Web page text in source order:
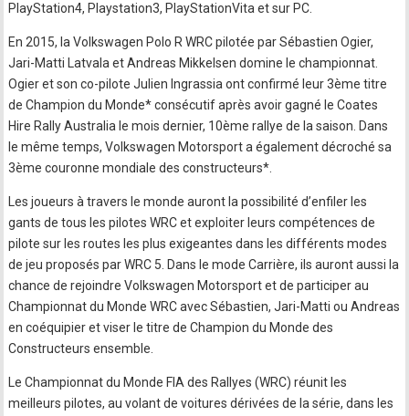
PlayStation4, Playstation3, PlayStationVita et sur PC.
En 2015, la Volkswagen Polo R WRC pilotée par Sébastien Ogier,
Jari-Matti Latvala et Andreas Mikkelsen domine le championnat.
Ogier et son co-pilote Julien Ingrassia ont confirmé leur 3ème titre
de Champion du Monde* consécutif après avoir gagné le Coates
Hire Rally Australia le mois dernier, 10ème rallye de la saison. Dans
le même temps, Volkswagen Motorsport a également décroché sa
3ème couronne mondiale des constructeurs*.
Les joueurs à travers le monde auront la possibilité d’enfiler les
gants de tous les pilotes WRC et exploiter leurs compétences de
pilote sur les routes les plus exigeantes dans les différents modes
de jeu proposés par WRC 5. Dans le mode Carrière, ils auront aussi la
chance de rejoindre Volkswagen Motorsport et de participer au
Championnat du Monde WRC avec Sébastien, Jari-Matti ou Andreas
en coéquipier et viser le titre de Champion du Monde des
Constructeurs ensemble.
Le Championnat du Monde FIA des Rallyes (WRC) réunit les
meilleurs pilotes, au volant de voitures dérivées de la série, dans les